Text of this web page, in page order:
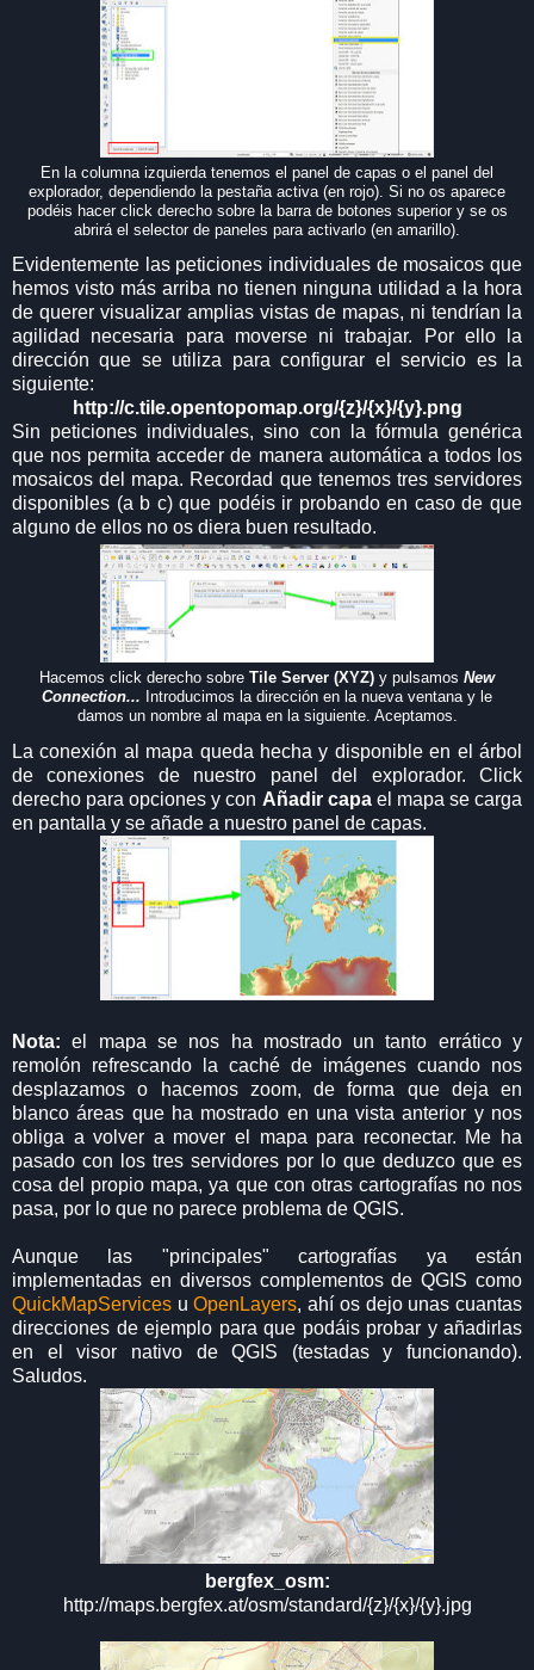
En la columna izquierda tenemos el panel de capas o el panel del
explorador, dependiendo la pestaña activa (en rojo). Si no os aparece
podéis hacer click derecho sobre la barra de botones superior y se os
abrirá el selector de paneles para activarlo (en amarillo).
Evidentemente las peticiones individuales de mosaicos que
hemos visto más arriba no tienen ninguna utilidad a la hora
de querer visualizar amplias vistas de mapas, ni tendrían la
agilidad necesaria para moverse ni trabajar. Por ello la
dirección que se utiliza para configurar el servicio es la
siguiente:
http://c.tile.opentopomap.org/{z}/{x}/{y}.png
Sin peticiones individuales, sino con la fórmula genérica
que nos permita acceder de manera automática a todos los
mosaicos del mapa. Recordad que tenemos tres servidores
disponibles (a b c) que podéis ir probando en caso de que
alguno de ellos no os diera buen resultado.
Hacemos click derecho sobre Tile Server (XYZ) y pulsamos New
Connection...
Introducimos la dirección en la nueva ventana y le
damos un nombre al mapa en la siguiente. Aceptamos.
La conexión al mapa queda hecha y disponible en el árbol
de conexiones de nuestro panel del explorador. Click
derecho para opciones y con Añadir capael mapa se carga
en pantalla y se añade a nuestro panel de capas.
Nota:el mapa se nos ha mostrado un tanto errático y
remolón refrescando la caché de imágenes cuando nos
desplazamos o hacemos zoom, de forma que deja en
blanco áreas que ha mostrado en una vista anterior y nos
obliga a volver a mover el mapa para reconectar. Me ha
pasado con los tres servidores por lo que deduzco que es
cosa del propio mapa, ya que con otras cartografías no nos
pasa, por lo que no parece problema de QGIS.
Aunque las "principales" cartografías ya están
implementadas en diversos complementos de QGIS como
QuickMapServices uOpenLayers, ahí os dejo unas cuantas
direcciones de ejemplo para que podáis probar y añadirlas
en el visor nativo de QGIS (testadas y funcionando).
Saludos.
bergfex_osm:
http://maps.bergfex.at/osm/standard/{z}/{x}/{y}.jpg